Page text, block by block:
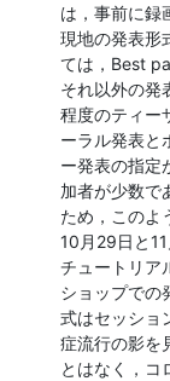
は，事前に録
現地の発表形
ては，Best
それ以外の発
程度のティー
ーラル発表と
ー発表の指定
加者が少数で
ため，このよ
10月29日と
チュートリア
ショップでの
式はセッショ
症流行の影を
とはなく，コ